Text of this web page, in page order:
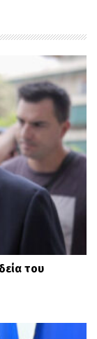
του